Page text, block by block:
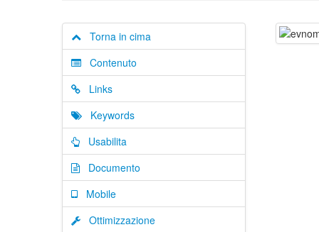
Torna in cima
Contenuto
Links
Keywords
Usabilita
Documento
Mobile
Ottimizzazione